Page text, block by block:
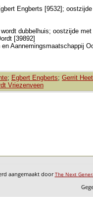
Engberts [9532];
dubbelhuis; oostzijde
[39892]
Aannemingsmaatschappij
; Egbert Engberts; Gerrit
Vriezenveen
aangemaakt doorThe Next